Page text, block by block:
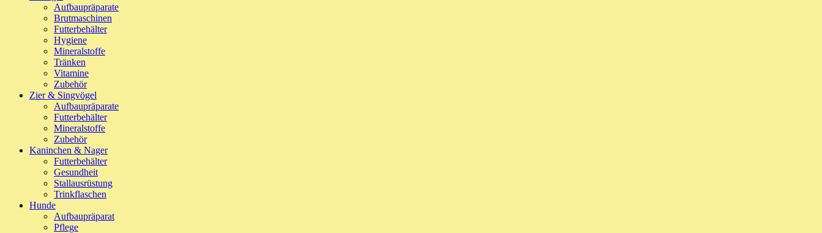
Aufbaupräparate
Brutmaschinen
Futterbehälter
Hygiene
Mineralstoffe
Tränken
Vitamine
Zubehör
Zier & Singvögel
Aufbaupräparate
Futterbehälter
Mineralstoffe
Zubehör
Kaninchen & Nager
Futterbehälter
Gesundheit
Stallausrüstung
Trinkflaschen
Hunde
Aufbaupräparat
Pflege